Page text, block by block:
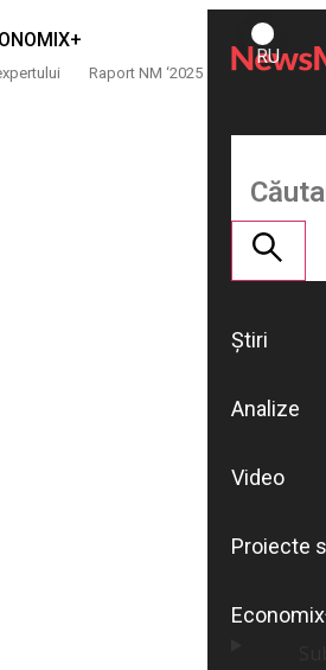
Raport NM ‘2025
ROMÂNĂ
RU
Știri
Analize
Video
Proiecte